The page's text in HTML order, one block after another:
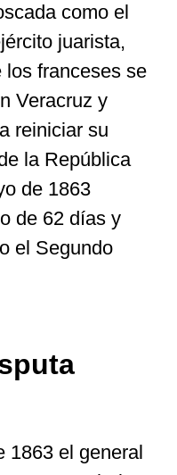
como el
juarista,
los franceses se
Veracruz y
reiniciar su
la República
de 1863
de 62 días y
el Segundo
1863 el general